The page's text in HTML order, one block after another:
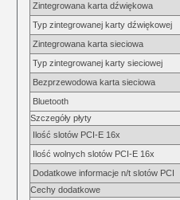
Zintegrowana karta dźwiękowa
Typ zintegrowanej karty dźwiękowej
Zintegrowana karta sieciowa
Typ zintegrowanej karty sieciowej
Bezprzewodowa karta sieciowa
Bluetooth
Szczegóły płyty
Ilość slotów PCI-E 16x
Ilość wolnych slotów PCI-E 16x
Dodatkowe informacje n/t slotów PCI
Cechy dodatkowe